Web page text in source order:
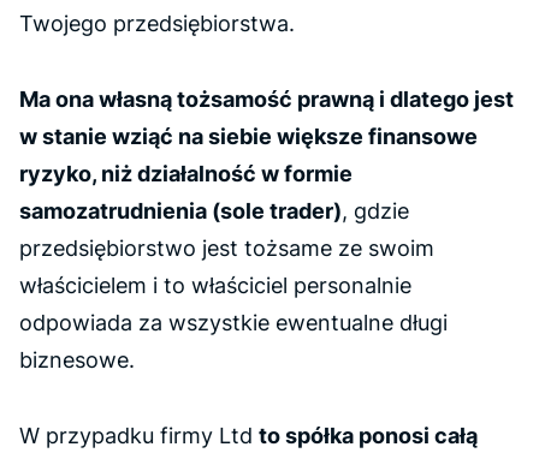
Twojego przedsiębiorstwa.
Ma ona własną tożsamość prawną i dlatego jest
w stanie wziąć na siebie większe finansowe
ryzyko, niż działalność w formie
samozatrudnienia (sole trader), gdzie
przedsiębiorstwo jest tożsame ze swoim
właścicielem i to właściciel personalnie
odpowiada za wszystkie ewentualne długi
biznesowe.
W przypadku firmy Ltd to spółka ponosi całą